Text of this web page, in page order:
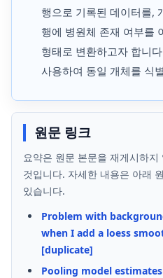
행으로 기록된 데이터를,
행에 병원체 존재 여부를
형태로 변환하고자 합니
사용하여 동일 개체를 식
원문 링크
요약은 원문 본문을 재게시하
것입니다. 자세한 내용은 아래
있습니다.
Problem with
when I add a loess
[duplicate]
Pooling model